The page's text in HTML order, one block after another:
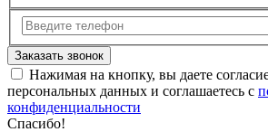
Нажимая на кнопку, вы даете
персональных данных и соглашаетесь с
конфиденциальности
Спасибо!